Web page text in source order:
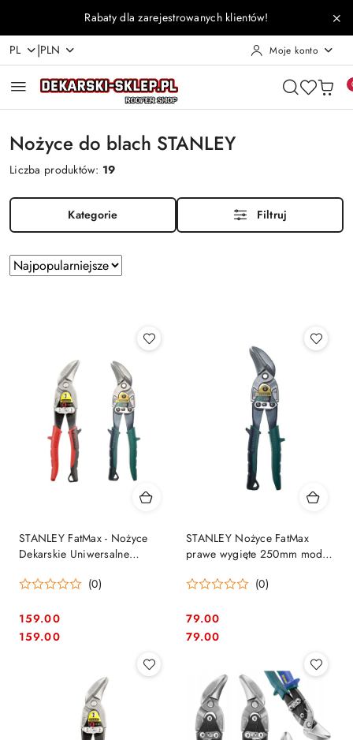
Przejdź do treści głównej
Przejdź do wyszukiwarki
Przejdź do moje konto
Przejdź do menu głównego
Przejdź do stopkiRabaty dla zarejestrowanych klientów!
PL |PLN Moje konto
Nożyce do blach STANLEY
Liczba produktów: 19
Kategorie Filtruj
Zastosowano
sortowanie:
Sortuj
według
STANLEY FatMax - Nożyce
Dekarskie Uniwersalne
(Prawe/Lewe) (0)
Cena:
159.00
Cena:
159.00
STANLEY Nożyce FatMax
prawe wygięte 250mm model
(0)
Cena:
79.00
Cena:
79.00